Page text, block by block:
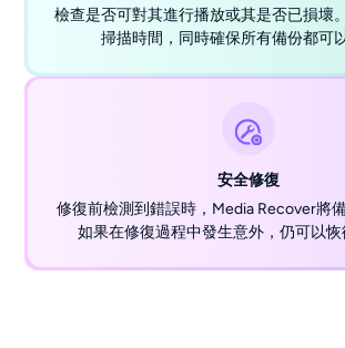
檢查是否可對其進行播放或其是否已損壞
掃描時間，同時確保所有備份都可
安全修復
修復前檢測到錯誤時，Media Recover將
如果在修復過程中發生意外，仍可以恢